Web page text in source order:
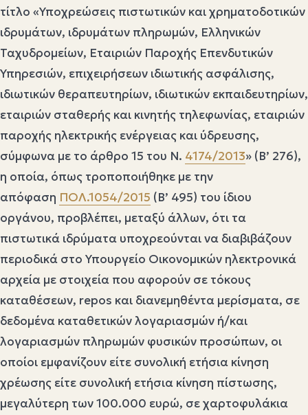
τίτλο «Υποχρεώσεις πιστωτικών και χρηματοδοτικών
ιδρυμάτων, ιδρυμάτων πληρωμών, Ελληνικών
Ταχυδρομείων, Εταιριών Παροχής Επενδυτικών
Υπηρεσιών, επιχειρήσεων ιδιωτικής ασφάλισης,
ιδιωτικών θεραπευτηρίων, ιδιωτικών εκπαιδευτηρίων,
εταιριών σταθερής και κινητής τηλεφωνίας, εταιριών
παροχής ηλεκτρικής ενέργειας και ύδρευσης,
σύμφωνα με το άρθρο 15 του Ν. 4174/2013» (Β’ 276),
η οποία, όπως τροποποιήθηκε με την
απόφαση ΠΟΛ.1054/2015 (Β’ 495) του ίδιου
οργάνου, προβλέπει, μεταξύ άλλων, ότι τα
πιστωτικά ιδρύματα υποχρεούνται να διαβιβάζουν
περιοδικά στο Υπουργείο Οικονομικών ηλεκτρονικά
αρχεία με στοιχεία που αφορούν σε τόκους
καταθέσεων, repos και διανεμηθέντα μερίσματα, σε
δεδομένα καταθετικών λογαριασμών ή/και
λογαριασμών πληρωμών φυσικών προσώπων, οι
οποίοι εμφανίζουν είτε συνολική ετήσια κίνηση
χρέωσης είτε συνολική ετήσια κίνηση πίστωσης,
μεγαλύτερη των 100.000 ευρώ, σε χαρτοφυλάκια